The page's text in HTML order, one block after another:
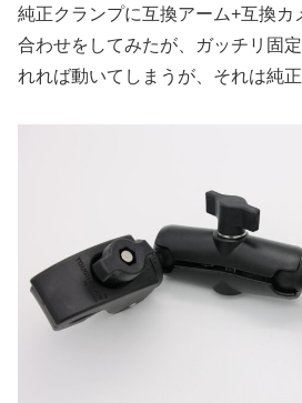
純正クランプに互換アーム+互換カ
合わせをしてみたが、ガッチリ固
れれば動いてしまうが、それは純正